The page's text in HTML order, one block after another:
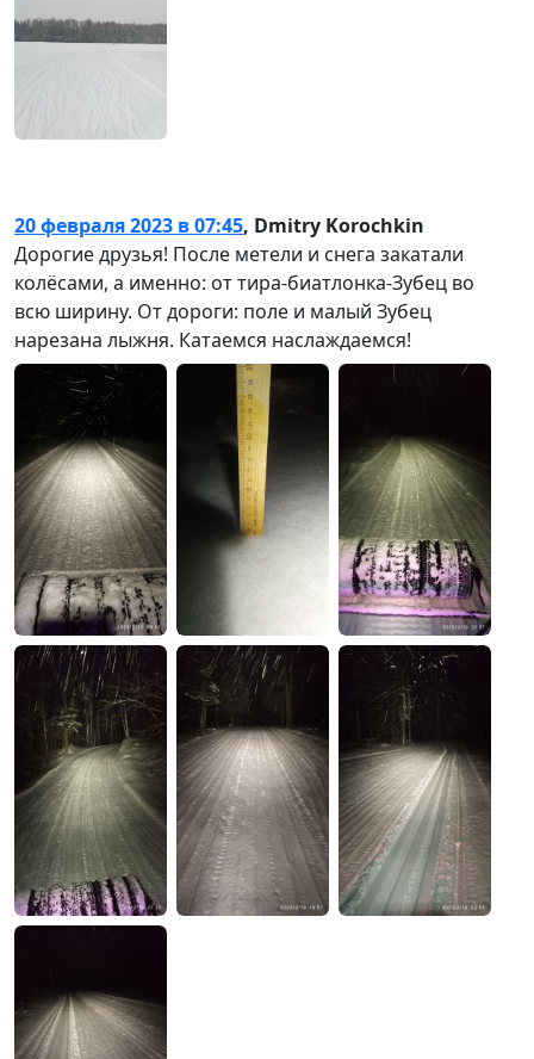
20 февраля 2023 в 07:45, Dmitry Korochkin
Дорогие друзья! После метели и снега закатали
колёсами, а именно: от тира-биатлонка-Зубец во
всю ширину. От дороги: поле и малый Зубец
нарезана лыжня. Катаемся наслаждаемся!